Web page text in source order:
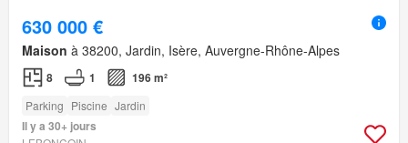
630 000 €
Maison à 38200, Jardin, Isère, Auvergne-Rhône-Alpes
8 1 196 m²
Parking Piscine Jardin
Il y a 30+ jours